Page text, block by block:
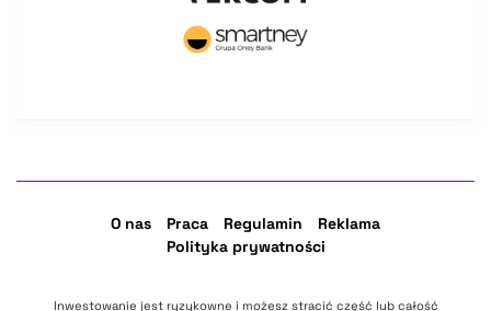
O nas Praca Regulamin
Reklama
Polityka prywatności
Inwestowanie jest ryzykowne i możesz stracić część lub całość